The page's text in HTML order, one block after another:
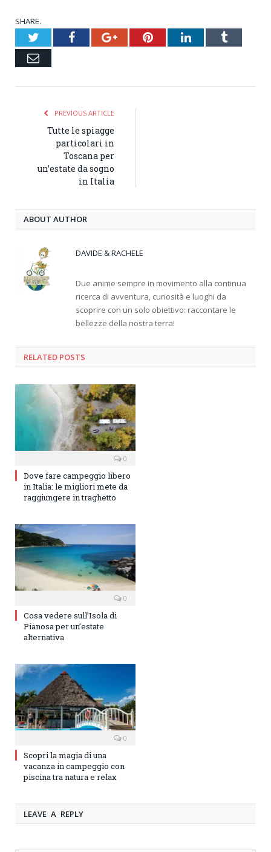
SHARE.
TwitterFacebookGoogle+PinterestLinkedInTumblr
Email
PREVIOUS ARTICLE
Tutte le spiagge
particolari in
Toscana per
un’estate da sogno
in Italia
ABOUT AUTHOR
DAVIDE & RACHELE
Due anime sempre in movimento alla continua
ricerca di avventura, curiosità e luoghi da
scoprire con un solo obiettivo: raccontare le
bellezze della nostra terra!
RELATED POSTS
0
Dove fare campeggio libero
in Italia: le migliori mete da
raggiungere in traghetto
0
Cosa vedere sull’Isola di
Pianosa per un’estate
alternativa
0
Scopri la magia di una
vacanza in campeggio con
piscina tra natura e relax
LEAVE A REPLY